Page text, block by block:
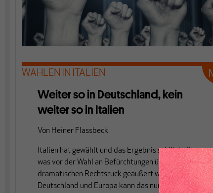
WAHLEN IN ITALIEN
Weiter so in Deutschland, kein
weiter so in Italien
Von Heiner Flassbeck
Italien hat gewählt und das Ergebnis schlägt alles,
was vor der Wahl an Befürchtungen über einen
dramatischen Rechtsruck geäußert wurde. Für
Deutschland und Europa kann das nur bedeuten,